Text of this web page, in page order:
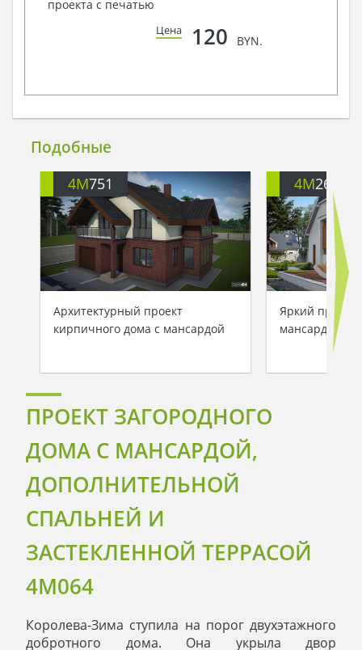
проекта с печатью
Цена 120 BYN.
Подобные
4M751
Архитектурный проект
кирпичного дома с мансардой
4M262
Яркий проект
мансардой
ПРОЕКТ ЗАГОРОДНОГО
ДОМА С МАНСАРДОЙ,
ДОПОЛНИТЕЛЬНОЙ
СПАЛЬНЕЙ И
ЗАСТЕКЛЕННОЙ ТЕРРАСОЙ
4M064
Королева-Зима ступила на порог двухэтажного
добротного дома. Она укрыла двор